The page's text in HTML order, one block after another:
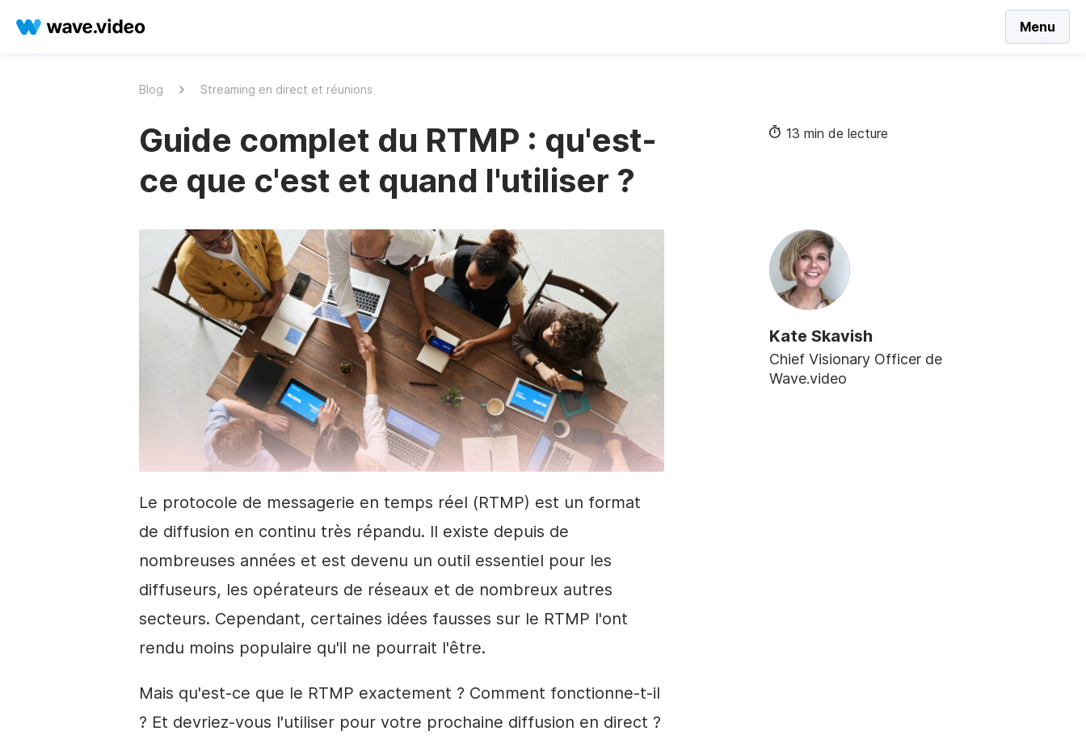
Menu
Blog Streaming en direct et réunions
Guide complet du RTMP : qu'est-
ce que c'est et quand l'utiliser ?
13 min de lecture
Kate Skavish
Chief Visionary Officer de
Wave.video
Le protocole de messagerie en temps réel (RTMP) est un format
de diffusion en continu très répandu. Il existe depuis de
nombreuses années et est devenu un outil essentiel pour les
diffuseurs, les opérateurs de réseaux et de nombreux autres
secteurs. Cependant, certaines idées fausses sur le RTMP l'ont
rendu moins populaire qu'il ne pourrait l'être.
Mais qu'est-ce que le RTMP exactement ? Comment fonctionne-t-il
? Et devriez-vous l'utiliser pour votre prochaine diffusion en direct ?